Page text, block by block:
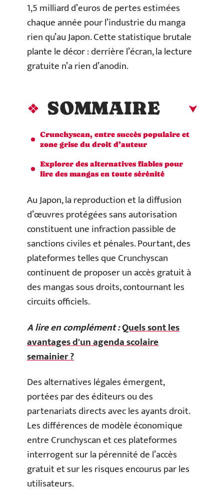
1,5 milliard d’euros de pertes estimées
chaque année pour l’industrie du manga
rien qu’au Japon. Cette statistique brutale
plante le décor : derrière l’écran, la lecture
gratuite n’a rien d’anodin.
SOMMAIRE
Crunchyscan, entre succès populaire et
zone grise du droit d’auteur
Explorer des alternatives fiables pour
lire des mangas en toute sérénité
Au Japon, la reproduction et la diffusion
d’œuvres protégées sans autorisation
constituent une infraction passible de
sanctions civiles et pénales. Pourtant, des
plateformes telles que Crunchyscan
continuent de proposer un accès gratuit à
des mangas sous droits, contournant les
circuits officiels.
A lire en complément :Quels sont les
avantages d'un agenda scolaire
semainier ?
Des alternatives légales émergent,
portées par des éditeurs ou des
partenariats directs avec les ayants droit.
Les différences de modèle économique
entre Crunchyscan et ces plateformes
interrogent sur la pérennité de l’accès
gratuit et sur les risques encourus par les
utilisateurs.